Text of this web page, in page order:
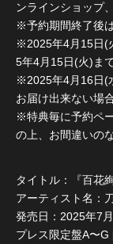
ンラインショップ
※予約期間終了後
※2025年4月15日(
5年4月15日(火)ま
※2025年4月16日(
お届け出来ない場
※特典毎に予約ペ
の上、お間違いの
タイトル：『百花絢
アーティスト名：
発売日：2025年7
プレス限定盤A〜